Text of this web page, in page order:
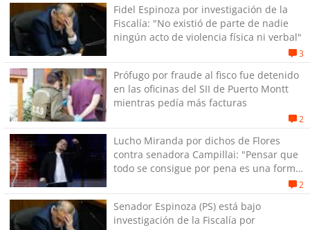
Fidel Espinoza por investigación de la
Fiscalía: "No existió de parte de nadie
ningún acto de violencia física ni verbal"
3
Prófugo por fraude al fisco fue detenido
en las oficinas del SII de Puerto Montt
mientras pedía más facturas
2
Lucho Miranda por dichos de Flores
contra senadora Campillai: "Pensar que
todo se consigue por pena es una forma
2
Senador Espinoza (PS) está bajo
investigación de la Fiscalía por